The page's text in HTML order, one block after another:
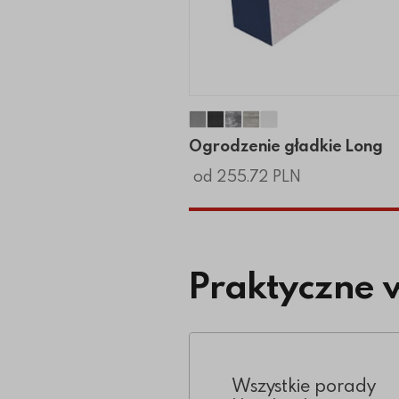
Ogrodzenie gładkie Long
Ogrodzenie gładkie Long
Ogrodzenie gładkie
Ogrodzenie gładkie
Ogrodzenie gładkie Long
od 255.72 PLN
Praktyczne
Wszystkie porady